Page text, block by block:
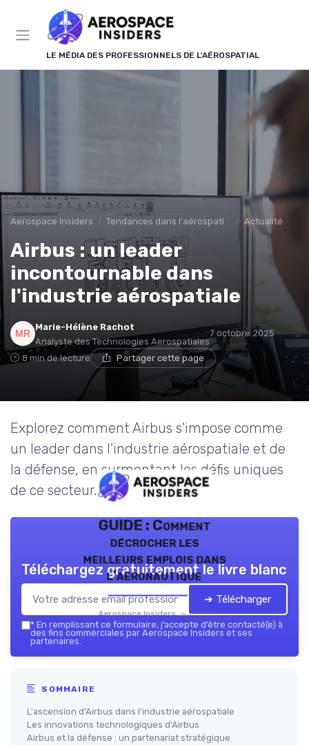
LE MÉDIA DES PROFESSIONNELS DE L'AÉROSPATIAL
Aerospace Insiders Tendances dans l'aérospatial Actualité
Airbus : un leader
incontournable dans
l'industrie aérospatiale
Marie-Hélène Rachot
Analyste des Technologies Aerospatiales
7 octobre 2025
8 min de lecture Partager cette page
Explorez comment Airbus s'impose comme
un leader dans l'industrie aérospatiale et de
la défense, en surmontant les défis uniques
de ce secteur.
GUIDE : Comment
décrocher les
meilleurs emplois dans
l’aéronautique
Aerospace Insiders — 2026
Téléchargez gratuitement le livre blanc
➔ Télécharger
* En remplissant ce formulaire, j’accepte d’être contacté(e) à
des fins commerciales par Aerospace Insiders et ses
partenaires.
SOMMAIRE
L'ascension d'Airbus dans l'industrie aérospatiale
Les innovations technologiques d'Airbus
Airbus et la défense : un partenariat stratégique
Panneau de gestion des cookies